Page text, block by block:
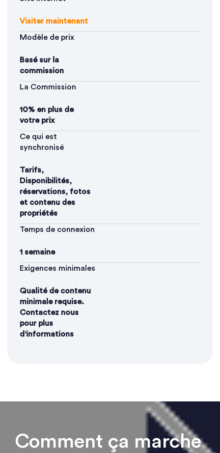
Visiter maintenant
Modèle de prix
Basé sur la
commission
La Commission
10% en plus de
votre prix
Ce qui est
synchronisé
Tarifs,
Disponibilités,
réservations, fotos
et contenu des
propriétés
Temps de connexion
1 semaine
Exigences minimales
Qualité de contenu
minimale requise.
Contactez nous
pour plus
d'informations
Comment ça marche